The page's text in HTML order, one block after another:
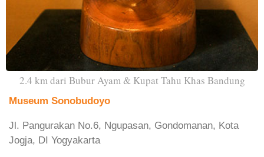
2.4 km dari Bubur Ayam & Kupat Tahu Khas Bandung
Museum Sonobudoyo
Jl. Pangurakan No.6, Ngupasan, Gondomanan, Kota
Jogja, DI Yogyakarta